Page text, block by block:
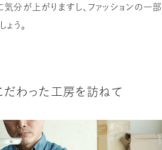
分が上がりますし、ファッションの一部
う。
だわった工房を訪ねて